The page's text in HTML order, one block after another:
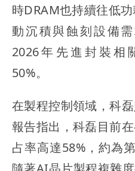
時DRAM也持續往低
動沉積與蝕刻設備
2026年先進封裝相
50%。
在製程控制領域，科
報告指出，科磊目前
占率高達58%，約為